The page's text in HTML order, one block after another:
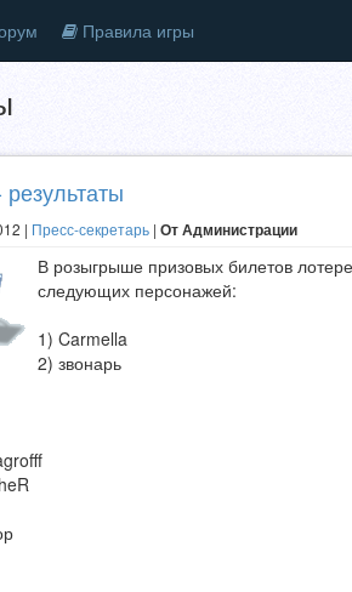
Правила игры
| Пресс-секретарь | От Администрации
В розыгрыше призовых билетов
следующих персонажей:
1) Carmella
2) звонарь